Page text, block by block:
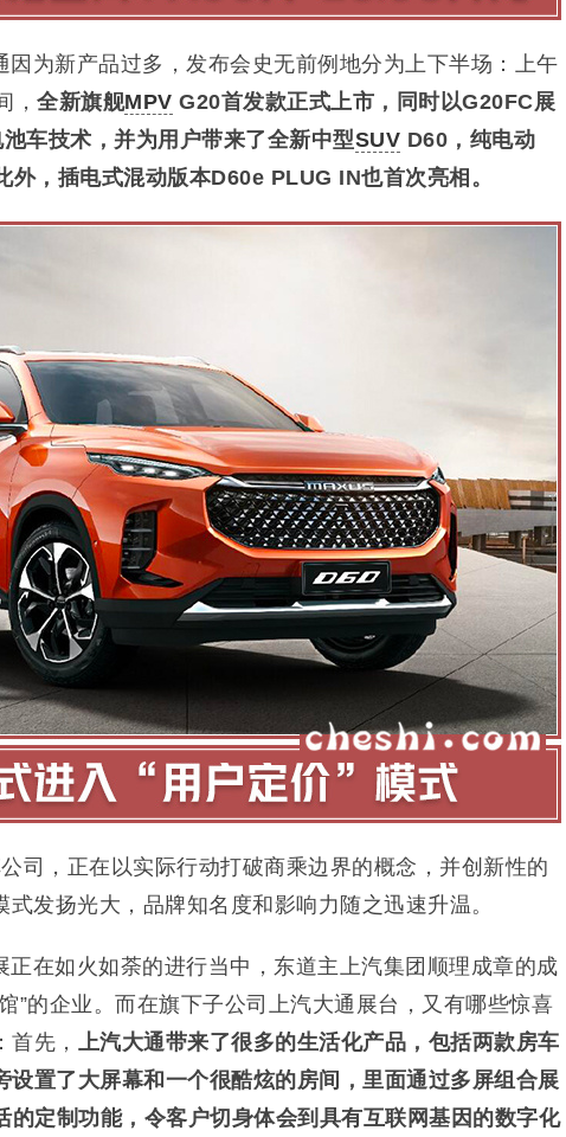
因为新产品过多，发布会史无前例地分为上下半场：上午
， 全新旗舰MPV G20首发款正式上市，同时以G20FC展
车技术，并为用户带来了全新中型SUV D60，纯电动
外，插电式混动版本D60e PLUG IN也首次亮相。
司，正在以实际行动打破商乘边界的概念，并创新性的
发扬光大，品牌知名度和影响力随之迅速升温。
正在如火如荼的进行当中，东道主上汽集团顺理成章的成
”的企业。而在旗下子公司上汽大通展台，又有哪些惊喜
先， 上汽大通带来了很多的生活化产品，包括两款房车
设置了大屏幕和一个很酷炫的房间，里面通过多屏组合展
的定制功能，令客户切身体会到具有互联网基因的数字化